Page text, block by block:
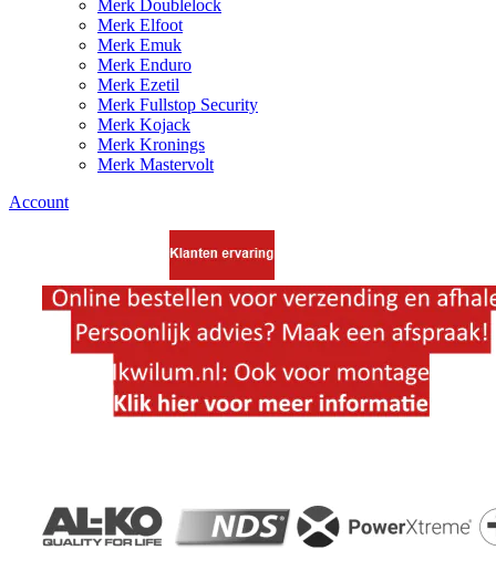
Merk Doublelock
Merk Elfoot
Merk Emuk
Merk Enduro
Merk Ezetil
Merk Fullstop Security
Merk Kojack
Merk Kronings
Merk Mastervolt
Account